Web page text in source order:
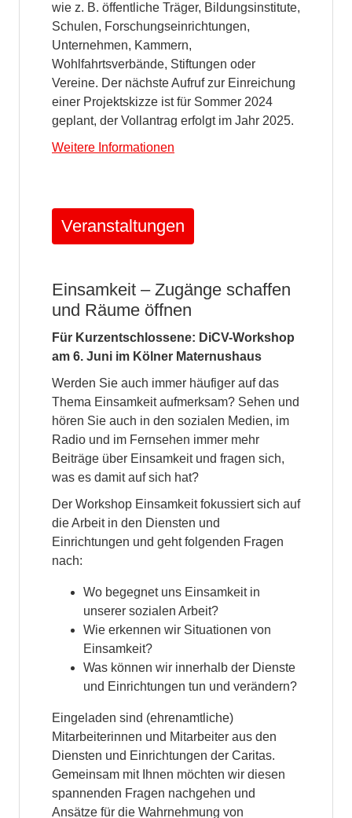
wie z. B. öffentliche Träger, Bildungsinstitute,
Schulen, Forschungseinrichtungen,
Unternehmen, Kammern,
Wohlfahrtsverbände, Stiftungen oder
Vereine. Der nächste Aufruf zur Einreichung
einer Projektskizze ist für Sommer 2024
geplant, der Vollantrag erfolgt im Jahr 2025.
Weitere Informationen
Veranstaltungen
Einsamkeit – Zugänge schaffen
und Räume öffnen
Für Kurzentschlossene: DiCV-Workshop
am 6. Juni im Kölner Maternushaus
Werden Sie auch immer häufiger auf das
Thema Einsamkeit aufmerksam? Sehen und
hören Sie auch in den sozialen Medien, im
Radio und im Fernsehen immer mehr
Beiträge über Einsamkeit und fragen sich,
was es damit auf sich hat?
Der Workshop Einsamkeit fokussiert sich auf
die Arbeit in den Diensten und
Einrichtungen und geht folgenden Fragen
nach:
Wo begegnet uns Einsamkeit in
unserer sozialen Arbeit?
Wie erkennen wir Situationen von
Einsamkeit?
Was können wir innerhalb der Dienste
und Einrichtungen tun und verändern?
Eingeladen sind (ehrenamtliche)
Mitarbeiterinnen und Mitarbeiter aus den
Diensten und Einrichtungen der Caritas.
Gemeinsam mit Ihnen möchten wir diesen
spannenden Fragen nachgehen und
Ansätze für die Wahrnehmung von